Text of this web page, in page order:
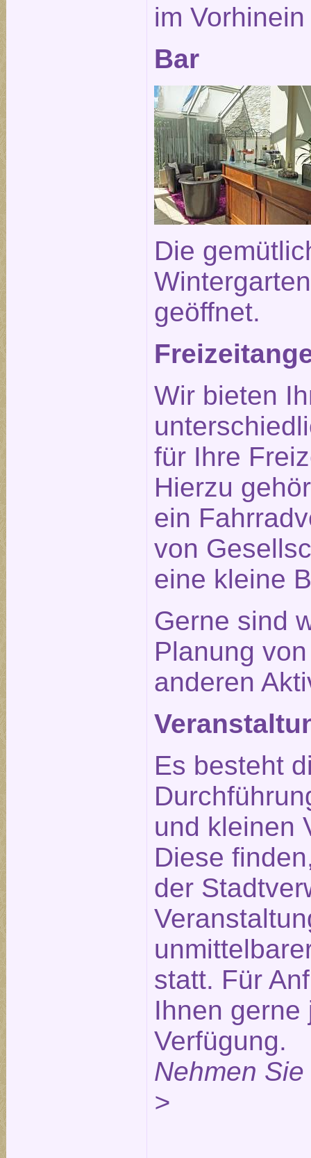
im
Bar
Die
geöffnet.
Wir bieten
für Ihre
Hierzu
ein
von
eine kleine
Gerne sind
Planung
anderen
Es besteht
und kleinen
Diese
der
statt. Für
Ihnen gerne
Verfügung.
Nehmen
>